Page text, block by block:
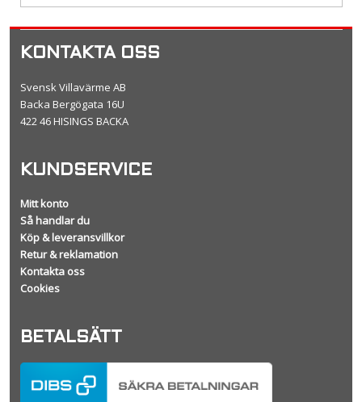
KONTAKTA OSS
Svensk Villavärme AB
Backa Bergögata 16U
422 46 HISINGS BACKA
KUNDSERVICE
Mitt konto
Så handlar du
Köp & leveransvillkor
Retur & reklamation
Kontakta oss
Cookies
BETALSÄTT